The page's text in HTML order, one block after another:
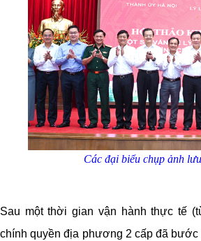
Các đại biểu chụp ảnh
Sau một thời gian vận hành thực tế
chính quyền địa phương 2 cấp đã